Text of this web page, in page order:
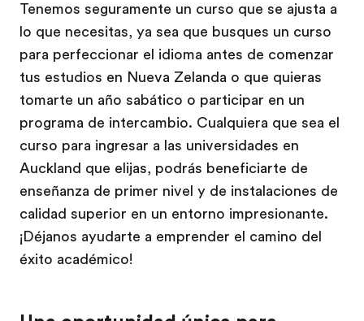
Tenemos seguramente un curso que se ajusta a
lo que necesitas, ya sea que busques un curso
para perfeccionar el idioma antes de comenzar
tus estudios en Nueva Zelanda o que quieras
tomarte un año sabático o participar en un
programa de intercambio. Cualquiera que sea el
curso para ingresar a las universidades en
Auckland que elijas, podrás beneficiarte de
enseñanza de primer nivel y de instalaciones de
calidad superior en un entorno impresionante.
¡Déjanos ayudarte a emprender el camino del
éxito académico!